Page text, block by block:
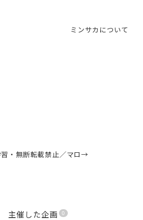
ミンサカについて
・無断転載禁止／マロ→
主催した企画 0